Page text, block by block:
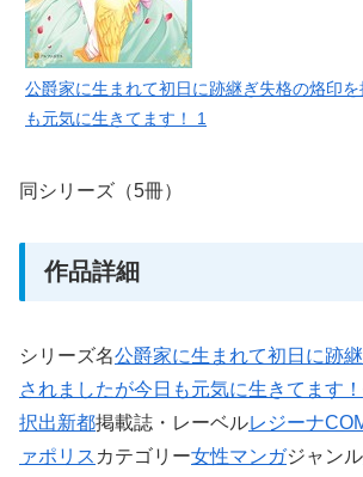
公爵家に生まれて初日に跡継ぎ失格の烙印
も元気に生きてます！ 1
同シリーズ（5冊）
作品詳細
シリーズ名公爵家に生まれて初日に跡
されましたが今日も元気に生きてます！
択出新都掲載誌・レーベルレジーナ
ァポリス カテゴリー女性マンガジャンル